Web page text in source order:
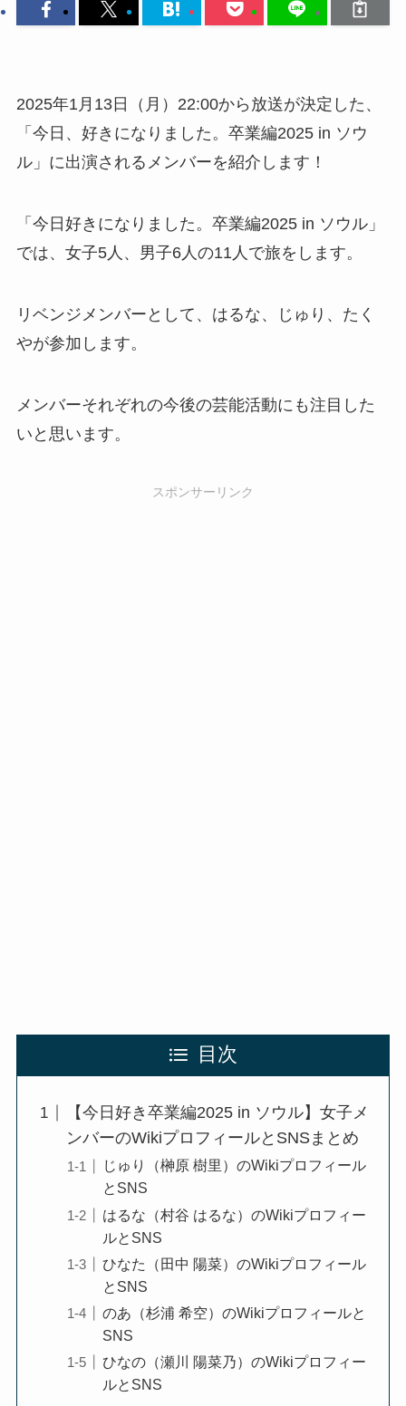
2025年1月13日（月）22:00から放送が決定した、
「今日、好きになりました。卒業編2025 in ソウ
ル」に出演されるメンバーを紹介します！
「今日好きになりました。卒業編2025 in ソウル」
では、女子5人、男子6人の11人で旅をします。
リベンジメンバーとして、はるな、じゅり、たく
やが参加します。
メンバーそれぞれの今後の芸能活動にも注目した
いと思います。
スポンサーリンク
目次
【今日好き卒業編2025 in ソウル】女子メ
ンバーのWikiプロフィールとSNSまとめ
じゅり（榊原 樹里）のWikiプロフィール
とSNS
はるな（村谷 はるな）のWikiプロフィー
ルとSNS
ひなた（田中 陽菜）のWikiプロフィール
とSNS
のあ（杉浦 希空）のWikiプロフィールと
SNS
ひなの（瀬川 陽菜乃）のWikiプロフィー
ルとSNS